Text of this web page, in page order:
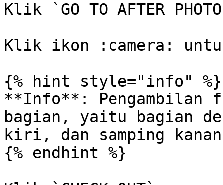
Klik `GO TO AFTER
Klik ikon :camera:
{% hint style="info" %}
**Info**:
bagian, yaitu bagian
kiri, dan samping
{% endhint %}